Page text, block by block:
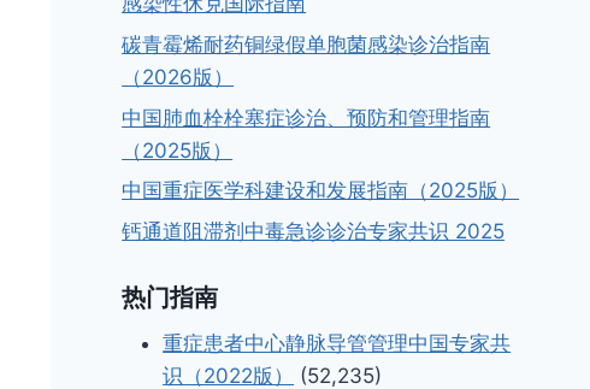
碳青霉烯耐药铜绿假单胞菌感染诊治指南
（2026版）
中国肺血栓栓塞症诊治、预防和管理指南
（2025版）
中国重症医学科建设和发展指南（2025版）
钙通道阻滞剂中毒急诊诊治专家共识 2025
热门指南
重症患者中心静脉导管管理中国专家共
识（2022版）
(52,235)